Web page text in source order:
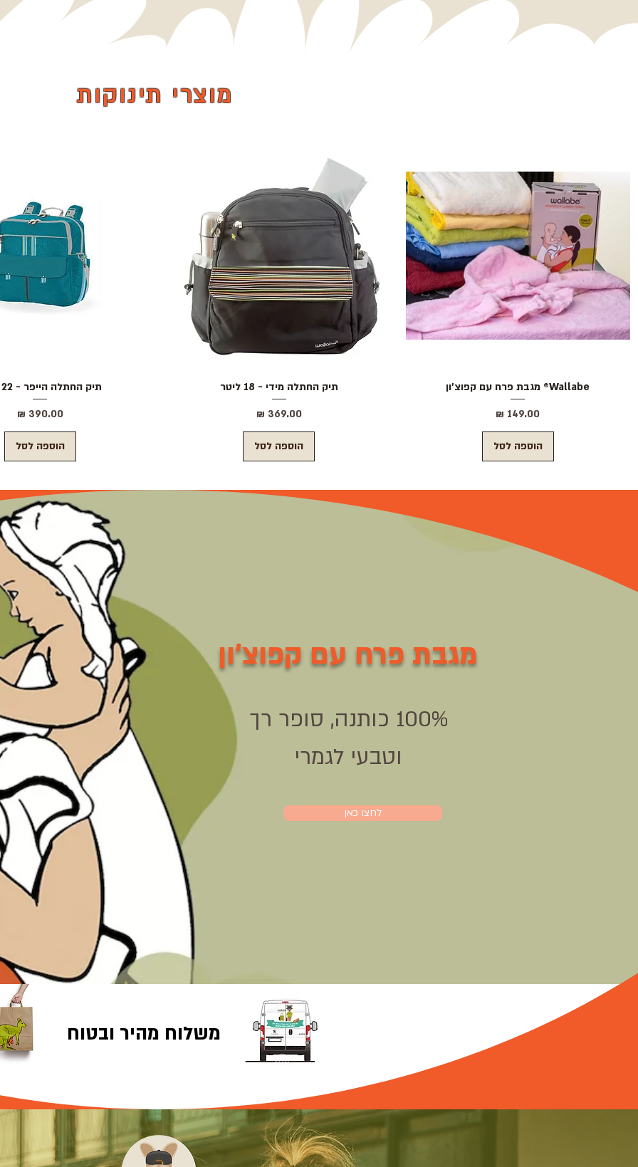
מוצרי תינוקות
תצוגה מהירה
Wallabe® מגבת פרח עם קפוצ'ון
מחיר
הוספה לסל
תצוגה מהירה
תיק החתלה מידי - 18 ליטר
מחיר‏369.00 ‏₪
הוספה לסל
תצוגה מהירה
תיק החתלה הייפר - 22 ליטר
מחיר‏390.00 ‏₪
הוספה לסל
מגבת פרח עם קפוצ'ון
100% כותנה, סופר רך
וטבעי לגמרי
לחצו כאן
משלוח מהיר ובטוח